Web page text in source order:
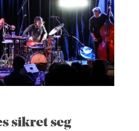
sikret seg